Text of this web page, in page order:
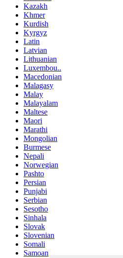
Kazakh
Khmer
Kurdish
Kyrgyz
Latin
Latvian
Lithuanian
Luxembou..
Macedonian
Malagasy
Malay
Malayalam
Maltese
Maori
Marathi
Mongolian
Burmese
Nepali
Norwegian
Pashto
Persian
Punjabi
Serbian
Sesotho
Sinhala
Slovak
Slovenian
Somali
Samoan